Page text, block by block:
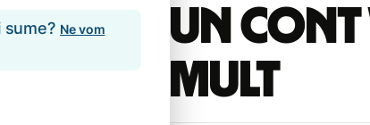
Un cont
mult
Ne vom